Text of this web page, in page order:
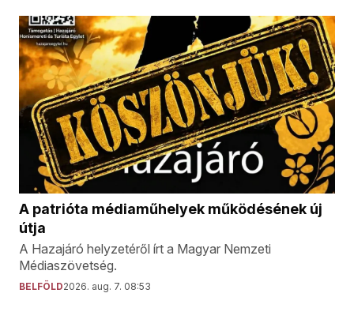
A patrióta médiaműhelyek működésének új
útja
A Hazajáró helyzetéről írt a Magyar Nemzeti
Médiaszövetség.
BELFÖLD2026. aug. 7. 08:53